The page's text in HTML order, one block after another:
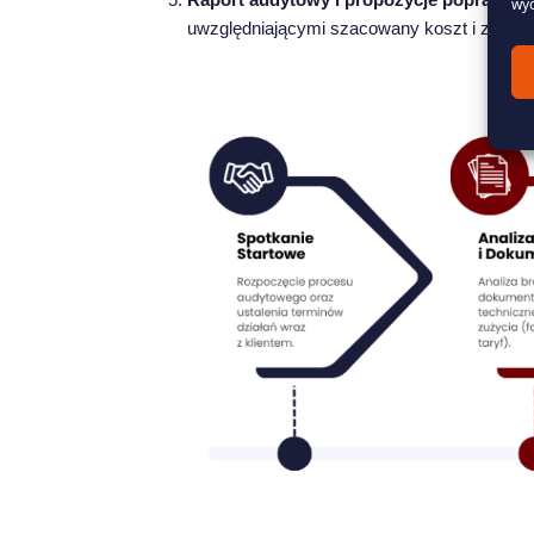
uwzględniającymi szacowany koszt i zwrot